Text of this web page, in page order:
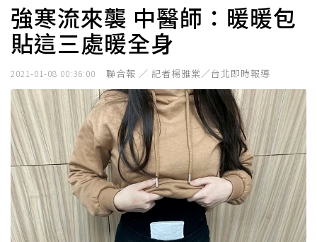
強寒流來襲 中醫師：暖暖包
貼這三處暖全身
2021-01-08 00:36:00 聯合報 ／ 記者楊雅棠／台北即時報導